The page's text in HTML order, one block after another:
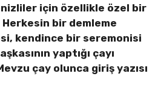
için özellikle özel bir
Herkesin bir demleme
kendince bir seremonisi
yaptığı çayı
çay olunca giriş yazısı